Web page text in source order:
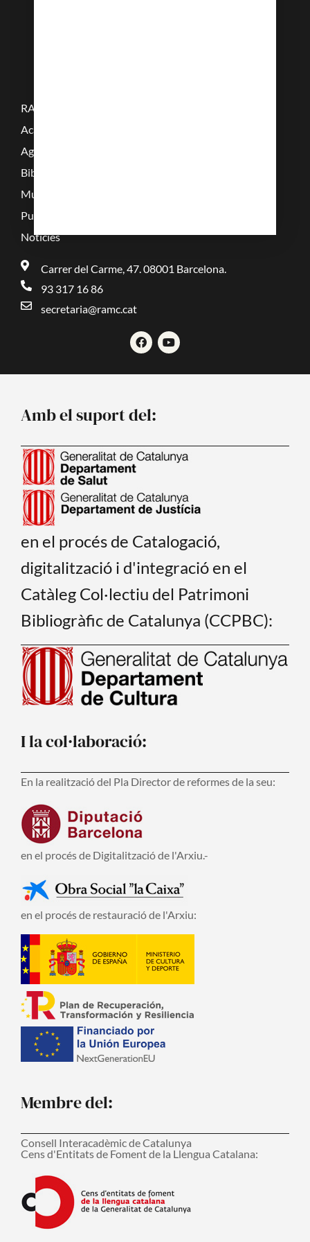
RAMC
Acadèmics
Agenda
Biblioteca
Multimèdia
Publicacions
Noticies
Carrer del Carme, 47. 08001 Barcelona.
93 317 16 86
secretaria@ramc.cat
F
a
c
k
Y
o
u
Amb el suport del:
en el procés de Catalogació,
digitalització i d'integració en el
Catàleg Col·lectiu del Patrimoni
Bibliogràfic de Catalunya (CCPBC):
I la col·laboració:
En la realització del Pla Director de reformes de la seu:
en el procés de Digitalització de l'Arxiu.-
en el procés de restauració de l'Arxiu:
Membre del:
Consell Interacadèmic de Catalunya
Cens d'Entitats de Foment de la Llengua Catalana: